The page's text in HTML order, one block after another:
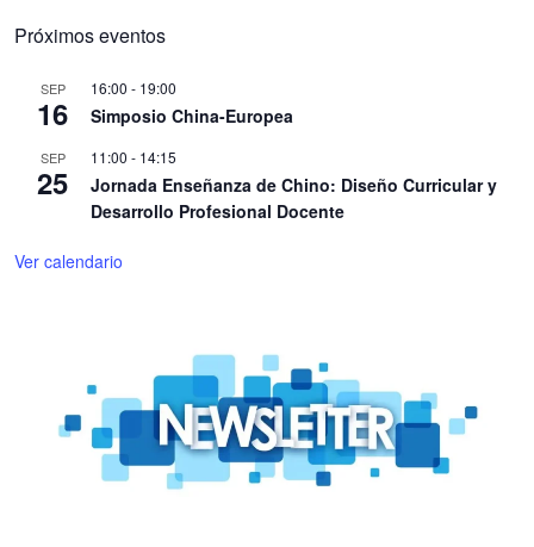
Próximos eventos
SEP
16
16:00 - 19:00
Simposio China-Europea
SEP
25
11:00 - 14:15
Jornada Enseñanza de Chino: Diseño Curricular y
Desarrollo Profesional Docente
Ver calendario